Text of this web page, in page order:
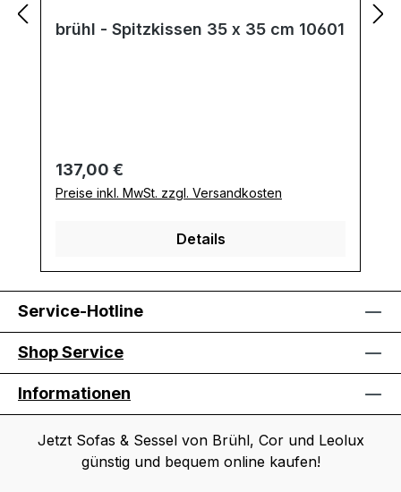
brühl - Spitzkissen 35 x 35 cm 10601
Regulärer Preis:
137,00 €
Preise inkl. MwSt. zzgl. Versandkosten
Details
Service-Hotline
Shop Service
Informationen
Jetzt Sofas & Sessel von Brühl, Cor und Leolux
günstig und bequem online kaufen!